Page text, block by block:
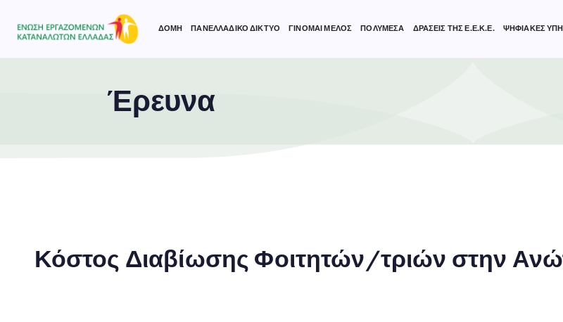
ΔΟΜΗ ΠΑΝΕΛΛΑΔΙΚΟ ΔΙΚΤΥΟ ΓΙΝΟΜΑΙ ΜΕΛΟΣ ΠΟΛΥΜΕΣΑ ΔΡΑΣΕΙΣ ΤΗΣ Ε.Ε.Κ.Ε. ΨΗΦΙΑΚΕΣ
Έρευνα
Κόστος Διαβίωσης Φοιτητών/τριών στην
Type and hit enter